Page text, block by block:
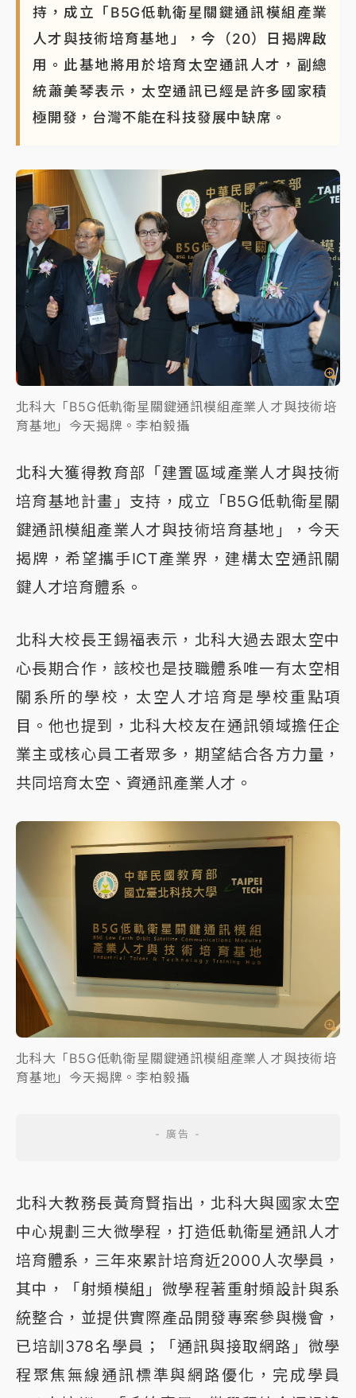
持，成立「B5G低軌衛星關鍵通訊模組產業
人才與技術培育基地」，今（20）日揭牌啟
用。此基地將用於培育太空通訊人才，副總
統蕭美琴表示，太空通訊已經是許多國家積
極開發，台灣不能在科技發展中缺席。
北科大「B5G低軌衛星關鍵通訊模組產業人才與技術培
育基地」今天揭牌。李柏毅攝
北科大獲得教育部「建置區域產業人才與技術
培育基地計畫」支持，成立「B5G低軌衛星關
鍵通訊模組產業人才與技術培育基地」，今天
揭牌，希望攜手ICT產業界，建構太空通訊關
鍵人才培育體系。
北科大校長王錫福表示，北科大過去跟太空中
心長期合作，該校也是技職體系唯一有太空相
關系所的學校，太空人才培育是學校重點項
目。他也提到，北科大校友在通訊領域擔任企
業主或核心員工者眾多，期望結合各方力量，
共同培育太空、資通訊產業人才。
北科大「B5G低軌衛星關鍵通訊模組產業人才與技術培
育基地」今天揭牌。李柏毅攝
北科大教務長黃育賢指出，北科大與國家太空
中心規劃三大微學程，打造低軌衛星通訊人才
培育體系，三年來累計培育近2000人次學員，
其中，「射頻模組」微學程著重射頻設計與系
統整合，並提供實際產品開發專案參與機會，
已培訓378名學員；「通訊與接取網路」微學
程聚焦無線通訊標準與網路優化，完成學員